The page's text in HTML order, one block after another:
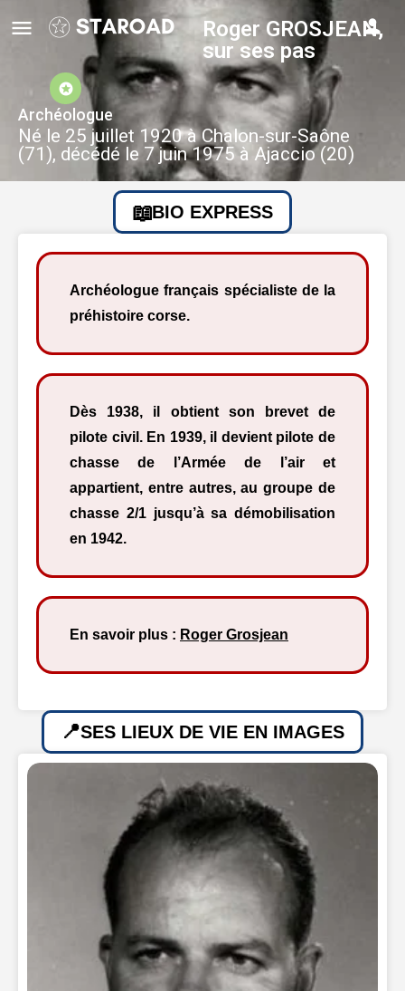
Roger GROSJEAN,
sur ses pas
Archéologue
Né le 25 juillet 1920 à Chalon-sur-Saône
(71), décédé le 7 juin 1975 à Ajaccio (20)
BIO EXPRESS
Archéologue français spécialiste de la
préhistoire corse.
Dès 1938, il obtient son brevet de
pilote civil. En 1939, il devient pilote de
chasse de l’Armée de l’air et
appartient, entre autres, au groupe de
chasse 2/1 jusqu’à sa démobilisation
en 1942.
En savoir plus : Roger Grosjean
SES LIEUX DE VIE EN IMAGES